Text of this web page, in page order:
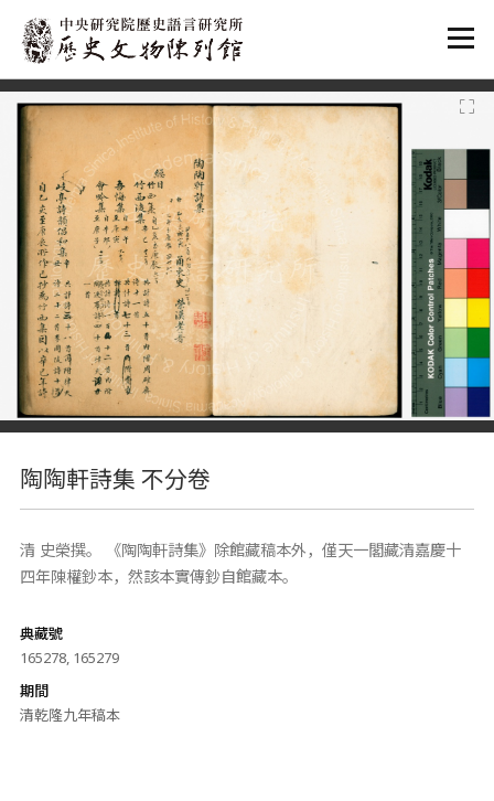
:::
陶陶軒詩集 不分卷
清 史榮撰。 《陶陶軒詩集》除館藏稿本外，僅天一閣藏清嘉慶十
四年陳權鈔本，然該本實傳鈔自館藏本。
典藏號
165278, 165279
期間
清乾隆九年稿本